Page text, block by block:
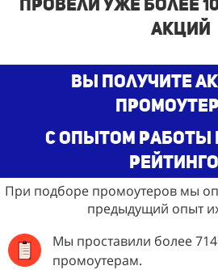
акций
Вы получите
с опытом работы
При подборе промоутеров мы
предыдущий опыт
Мы проставили более
промоутерам.